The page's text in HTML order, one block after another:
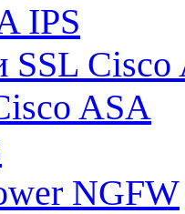
IPS
SSL Cisco
ASA
NGFW